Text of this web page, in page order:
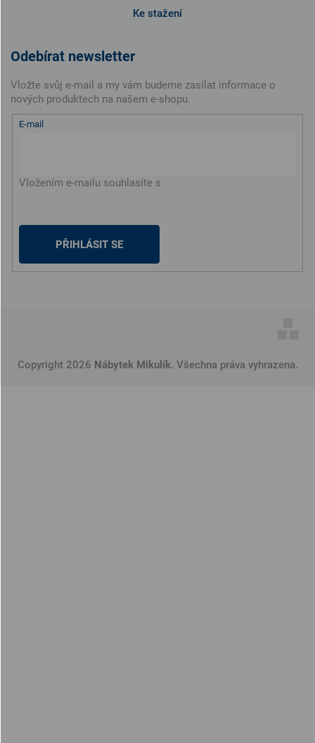
Ke stažení
Odebírat newsletter
Vložte svůj e-mail a my vám budeme zasílat informace o
nových produktech na našem e-shopu.
E-mail
Vložením e-mailu souhlasíte s
PŘIHLÁSIT SE
Copyright 2026 Nábytek Mikulík. Všechna práva vyhrazena.